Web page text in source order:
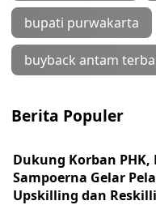
bupati purwakarta
buyback antam
Berita Populer
Dukung Korban
Sampoerna Gelar
Upskilling dan